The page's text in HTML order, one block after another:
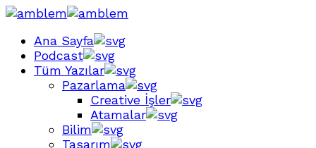
Ana Sayfa
Podcast
Tüm Yazılar
Pazarlama
Creative İşler
Atamalar
Bilim
Tasarım